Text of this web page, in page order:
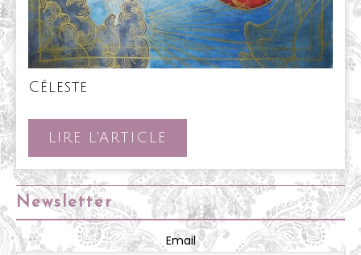
Céleste
LIRE L'ARTICLE
L'ARTICLE
Newsletter
Email